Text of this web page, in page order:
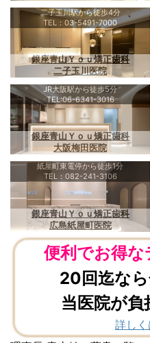
二子玉川駅から徒歩4分
TEL：03-5491-7000
銀座青山Ｙｏｕ矯正歯科
二子玉川医院
JR大阪駅から徒歩5分
TEL:06-6341-3016
銀座青山Ｙｏｕ矯正歯科
大阪梅田医院
紙屋町東電停から徒歩1分
TEL：082-241-3106
銀座青山Ｙｏｕ矯正歯科
広島紙屋町医院
便利でお得
20回迄な
当医院が
詳し